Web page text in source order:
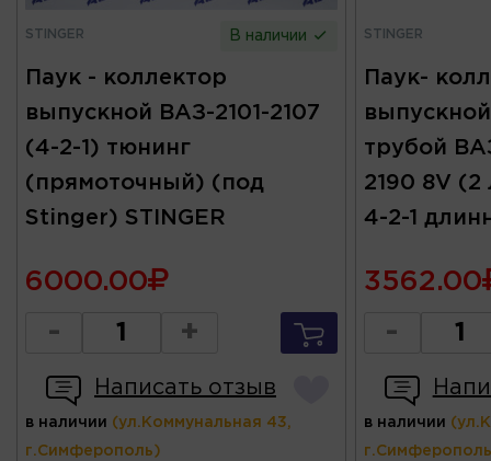
STINGER В наличии
Паук - коллектор
выпускной ВАЗ-2101-2107
(4-2-1) тюнинг
(прямоточный) (под
Stinger) STINGER
6000.00
- +
Написать отзыв
в наличии (ул.Коммунальная 43,
г.Симферополь)
STINGER
Паук-
трубой
2190 8V (2
4-2-1
3562.00
-
в наличии